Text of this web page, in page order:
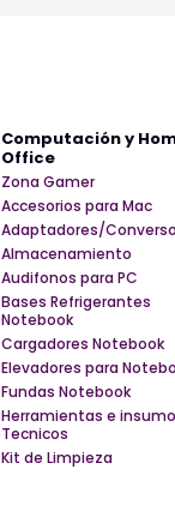
Computación y
Office
Zona Gamer
Accesorios para Mac
Adaptadores/
Almacenamiento
Audifonos para PC
Bases Refrigerantes
Notebook
Cargadores Notebook
Elevadores para
Fundas Notebook
Herramientas e
Tecnicos
Kit de Limpieza